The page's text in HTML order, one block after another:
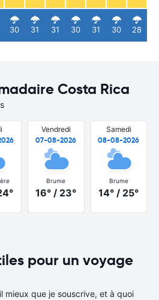
30 31 31 30 31 30 28
Costa Rica
Vendredi
07-08-2026
Brume
16° / 23°
Samedi
08-08-2026
Brume
14° / 25°
pour un voyage
mieux que je souscrive, et à quoi